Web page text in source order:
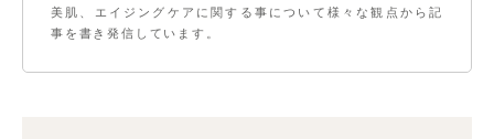
美肌、エイジングケアに関する事について様々な観点から記
事を書き発信しています。